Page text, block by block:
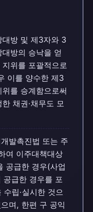
대방 및 제3자와 3
방의 승낙을 얻
위를 포괄적으로
이를 양수한 제3
를 승계함으로써
채권·채무도 모
발촉진법 또는 주
여 이주대책대상
공급한 경우(사업
공급한 경우를 포
립·실시한 것으
며, 한편 구 공익